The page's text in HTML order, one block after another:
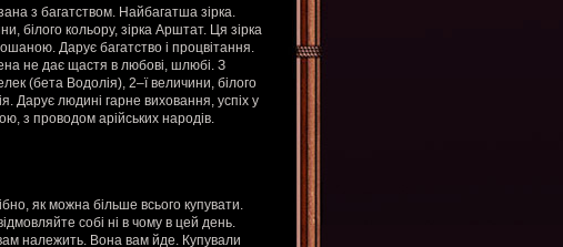
з багатством. Найбагатша зірка.
білого кольору, зірка Арштат. Ця зірка
Дарує багатство і процвітання.
не дає щастя в любові, шлюбі. З
(бета Водолія), 2–ї величини, білого
Дарує людині гарне виховання, успіх у
з проводом арійських народів.
як можна більше всього купувати.
собі ні в чому в цей день.
належить. Вона вам йде. Купували